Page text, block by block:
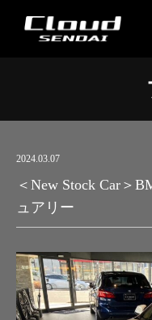
2024.03.07
＜New Stock Car＞
ュアリー